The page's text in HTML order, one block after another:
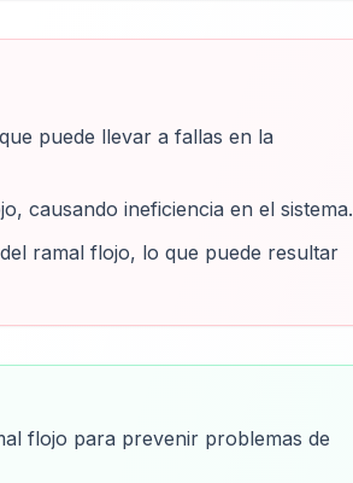
puede llevar a fallas en la
causando ineficiencia en el sistema.
ramal flojo, lo que puede resultar
flojo para prevenir problemas de